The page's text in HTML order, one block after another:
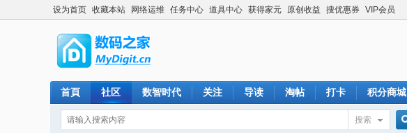
设为首页 收藏本站 网络运维 任务中心 道具中心 获得家元 原创收益 搜优惠券 VIP会员
首頁 社区 数智时代 关注 导读 淘帖 打卡 积分商城
搜索